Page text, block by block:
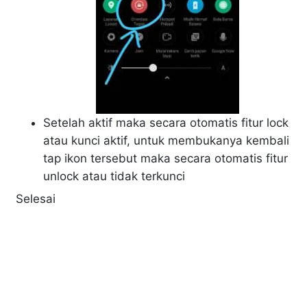
Setelah aktif maka secara otomatis fitur lock
atau kunci aktif, untuk membukanya kembali
tap ikon tersebut maka secara otomatis fitur
unlock atau tidak terkunci
Selesai